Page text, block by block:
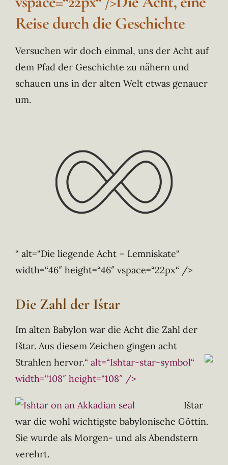
Reise durch die Geschichte
Versuchen wir doch einmal, uns der Acht auf
dem Pfad der Geschichte zu nähern und
schauen uns in der alten Welt etwas genauer
um.
“ alt=“Die liegende Acht – Lemniskate“
width=“46″ height=“46″ vspace=“22px“ />
Die Zahl der Ištar
Im alten Babylon war die Acht die Zahl der
Ištar. Aus diesem Zeichen gingen acht
Strahlen hervor.“ alt=“Ishtar-star-symbol“
width=“108″ height=“108″ />
Ištar
war die wohl wichtigste babylonische Göttin.
Sie wurde als Morgen- und als Abendstern
verehrt.